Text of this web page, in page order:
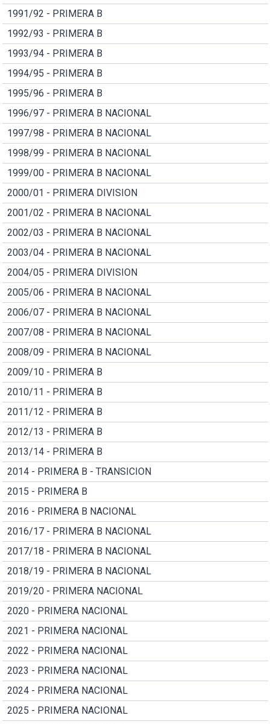
1991/92 - PRIMERA B
1992/93 - PRIMERA B
1993/94 - PRIMERA B
1994/95 - PRIMERA B
1995/96 - PRIMERA B
1996/97 - PRIMERA B NACIONAL
1997/98 - PRIMERA B NACIONAL
1998/99 - PRIMERA B NACIONAL
1999/00 - PRIMERA B NACIONAL
2000/01 - PRIMERA DIVISION
2001/02 - PRIMERA B NACIONAL
2002/03 - PRIMERA B NACIONAL
2003/04 - PRIMERA B NACIONAL
2004/05 - PRIMERA DIVISION
2005/06 - PRIMERA B NACIONAL
2006/07 - PRIMERA B NACIONAL
2007/08 - PRIMERA B NACIONAL
2008/09 - PRIMERA B NACIONAL
2009/10 - PRIMERA B
2010/11 - PRIMERA B
2011/12 - PRIMERA B
2012/13 - PRIMERA B
2013/14 - PRIMERA B
2014 - PRIMERA B - TRANSICION
2015 - PRIMERA B
2016 - PRIMERA B NACIONAL
2016/17 - PRIMERA B NACIONAL
2017/18 - PRIMERA B NACIONAL
2018/19 - PRIMERA B NACIONAL
2019/20 - PRIMERA NACIONAL
2020 - PRIMERA NACIONAL
2021 - PRIMERA NACIONAL
2022 - PRIMERA NACIONAL
2023 - PRIMERA NACIONAL
2024 - PRIMERA NACIONAL
2025 - PRIMERA NACIONAL